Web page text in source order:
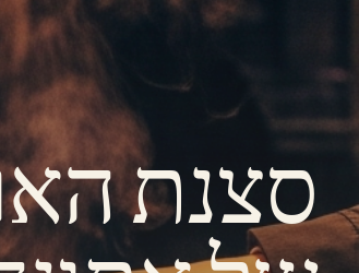
סצנת